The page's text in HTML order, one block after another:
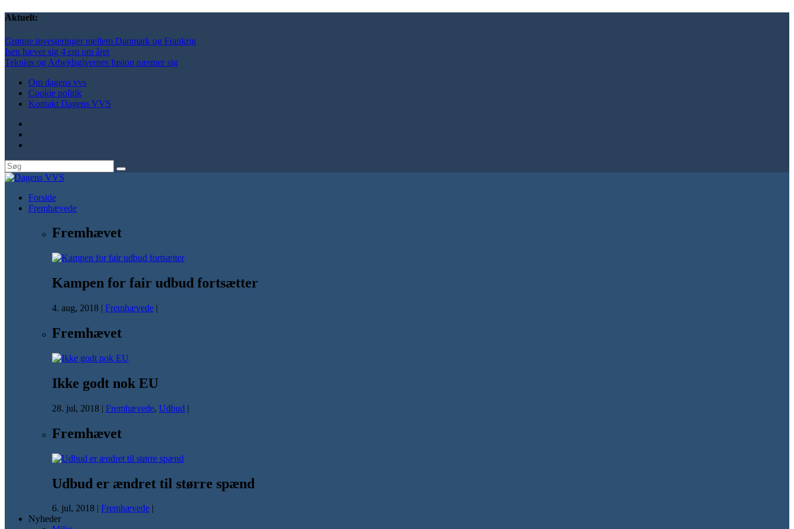
Aktuelt:
Grønne investeringer mellem Danmark og Frankrig
Isen hæver sig 4 cm om året
Tekniqs og Arbejdsgivernes fusion nærmer sig
Om dagens vvs
Cookie politik
Kontakt Dagens VVS
Forside
Fremhævede
Fremhævet
Kampen for fair udbud fortsætter
4. aug, 2018 | Fremhævede |
Fremhævet
Ikke godt nok EU
28. jul, 2018 | Fremhævede, Udbud |
Fremhævet
Udbud er ændret til større spænd
6. jul, 2018 | Fremhævede |
Nyheder